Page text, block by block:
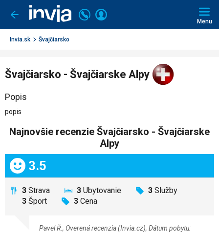
Ísť
späť
Volajte
+421
2
Prihlásiť
Menu
Invia.sk Švajčiarsko
Švajčiarsko - Švajčiarske Alpy
Popis
popis
Najnovšie recenzie Švajčiarsko - Švajčiarske
Alpy
Celkom:
3.5
3 Strava 3 Ubytovanie 3 Služby
3 Šport 3 Cena
Pavel Ř., Overená recenzia (Invia.cz), Dátum pobytu: